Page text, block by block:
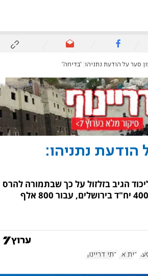
סער על הודעת נתניהו: "בדיחה"
הודעת נתניהו:
הגיב בזלזול על כך שבתמורה להרס
בבית אל "יופשרו" רק 400 יח"ד בירושלים, עבור 800 אלף
בית אל בתי דריינוף